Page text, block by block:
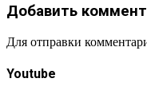
Добавить
Для отправки
Youtube